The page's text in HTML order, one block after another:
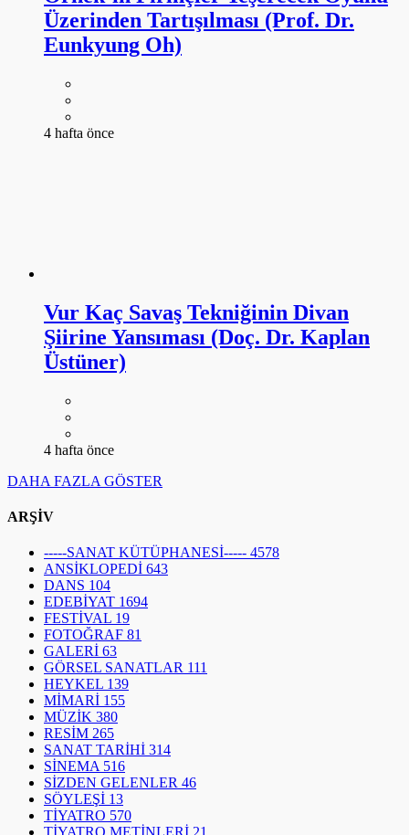
4 hafta önce
4 hafta önce
DAHA FAZLA GÖSTER
-----SANAT KÜTÜPHANESİ-----
ANSİKLOPEDİ
EDEBİYAT1694
FOTOĞRAF
GÖRSEL SANATLAR 111
HEYKEL139
MİMARİ155
MÜZİK380
RESİM265
SANAT TARİHİ
SİNEMA516
SİZDEN GELENLER 46
SÖYLEŞİ13
TİYATRO570
TİYATRO METİNLERİ
POPÜLER YAZILAR
131.530
Dergi Çıkarmak ve Yayınlamak İçin Gerekli